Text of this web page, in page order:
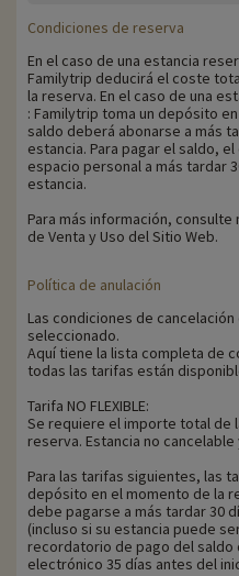
Condiciones de reserva
En el caso de una estancia
Familytrip deducirá el coste
la reserva. En el caso de una
: Familytrip toma un depósito
saldo deberá abonarse a más
estancia. Para pagar el saldo,
espacio personal a más tardar
estancia.
Para más información,
de Venta y Uso del Sitio Web.
Política de anulación
Las condiciones de
seleccionado.
Aquí tiene la lista completa de
todas las tarifas están
Tarifa NO FLEXIBLE:
Se requiere el importe total de
reserva. Estancia no
Para las tarifas siguientes, las
depósito en el momento de la
debe pagarse a más tardar 30
(incluso si su estancia puede
recordatorio de pago del
electrónico 35 días antes del